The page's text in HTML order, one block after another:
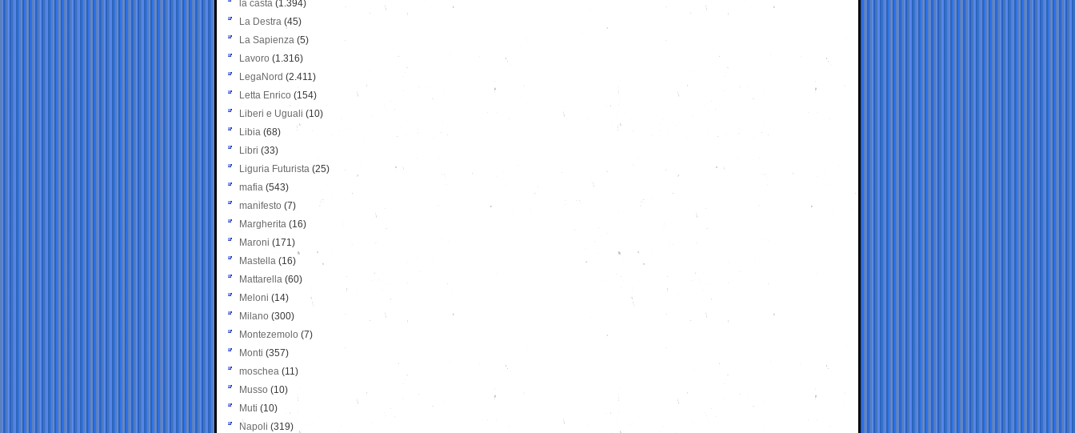
la casta (1.394)
La Destra (45)
La Sapienza (5)
Lavoro (1.316)
LegaNord (2.411)
Letta Enrico (154)
Liberi e Uguali (10)
Libia (68)
Libri (33)
Liguria Futurista (25)
mafia (543)
manifesto (7)
Margherita (16)
Maroni (171)
Mastella (16)
Mattarella (60)
Meloni (14)
Milano (300)
Montezemolo (7)
Monti (357)
moschea (11)
Musso (10)
Muti (10)
Napoli (319)